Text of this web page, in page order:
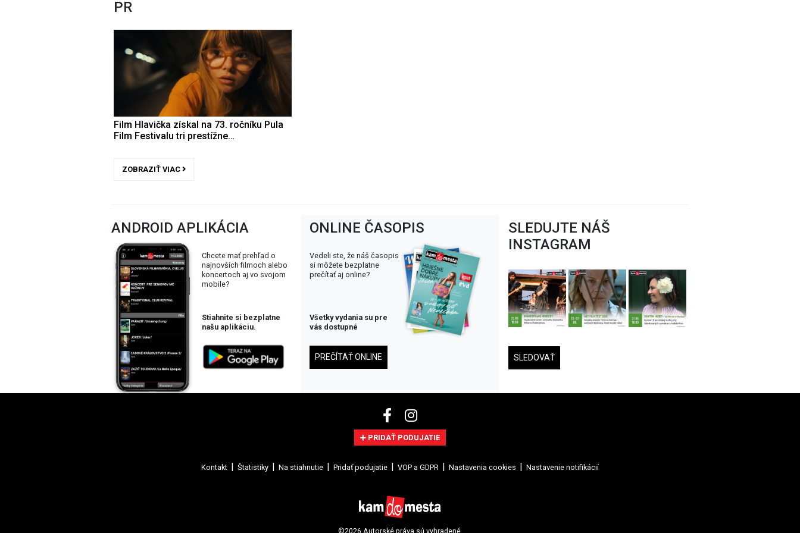
PR
Film Hlavička získal na 73. ročníku Pula
Film Festivalu tri prestížne…
ZOBRAZIŤ VIAC
ANDROID APLIKÁCIA
Chcete mať prehľad o
najnovších filmoch alebo
koncertoch aj vo svojom
mobile?
Stiahnite si bezplatne
našu aplikáciu.
ONLINE ČASOPIS
Vedeli ste, že náš časopis
si môžete bezplatne
prečítať aj online?
Všetky vydania su pre
vás dostupné
PREČÍTAŤ ONLINE
SLEDUJTE NÁŠ
INSTAGRAM
SLEDOVAŤ
PRIDAŤ PODUJATIE
Kontakt Štatistiky Na stiahnutie Pridať podujatie VOP a GDPR Nastavenia cookies Nastavenie notifikácií
©2026 Autorské práva sú vyhradené.